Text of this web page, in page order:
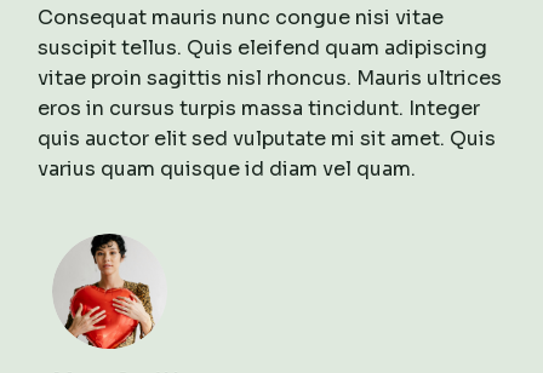
Consequat mauris nunc congue nisi vitae
suscipit tellus. Quis eleifend quam adipiscing
vitae proin sagittis nisl rhoncus. Mauris ultrices
eros in cursus turpis massa tincidunt. Integer
quis auctor elit sed vulputate mi sit amet. Quis
varius quam quisque id diam vel quam.